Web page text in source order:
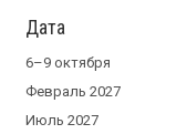
Дата
6–9 октября
Февраль 2027
Июль 2027